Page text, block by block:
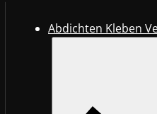
Abdichten Kleben